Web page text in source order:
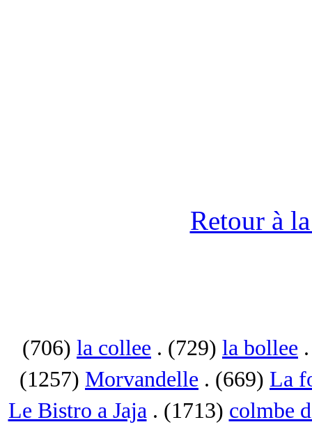
Retour à
(706) la collee . (729) la bollee
(1257) Morvandelle . (669) La
Le Bistro a Jaja. (1713) colmbe